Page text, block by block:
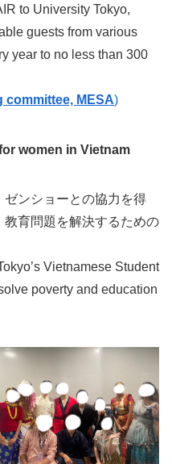
to University Tokyo,
guests from various
year to no less than 300
MESA)
women in Vietnam
ンショーとの協力を得
育問題を解決するための
Vietnamese Student
poverty and education